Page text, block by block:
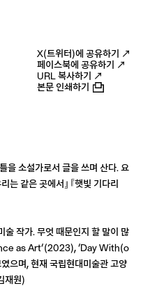
X(트위터)에 공유하기 ↗
페이스북에 공유하기 ↗
URL 복사하기 ↗
본문 인쇄하기
을 소설가로서 글을 쓰며 산다. 요
는 같은 곳에서』 『햇빛 기다리
술 작가. 무엇 때문인지 할 말이 많
as Art’(2023), ‘Day With(o
으며, 현재 국립현대미술관 고양
재원)